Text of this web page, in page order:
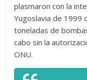
plasmaron con la
Yugoslavia de 1999
toneladas de
cabo sin la
ONU.